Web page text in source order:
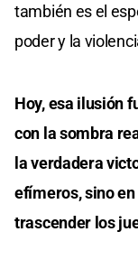
también es el
poder y la
Hoy, esa ilusión
con la sombra
la verdadera
efímeros, sino
trascender los